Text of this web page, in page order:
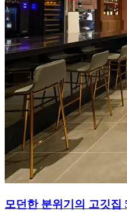
모던한 분위기의 고깃집